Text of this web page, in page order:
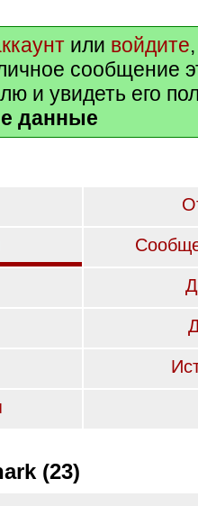
или войдите
сообщение
и увидеть его
данные
(23)